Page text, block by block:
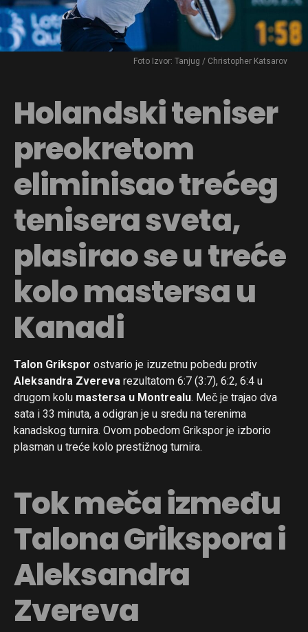
Foto Izvor: Tanjug / Christopher Katsarov
Holandski teniser
preokretom
eliminisao trećeg
tenisera sveta,
plasirao se u treće
kolo mastersa u
Kanadi
Talon Grikspor ostvario je izuzetnu pobedu protiv
Aleksandra Zvereva rezultatom 6:7 (3:7), 6:2, 6:4 u
drugom kolu mastersa u Montrealu. Meč je trajao dva
sata i 33 minuta, a odigran je u sredu na terenima
kanadskog turnira. Ovom pobedom Grikspor je izborio
plasman u treće kolo prestižnog turnira.
Tok meča između
Talona Grikspora i
Aleksandra
Zvereva